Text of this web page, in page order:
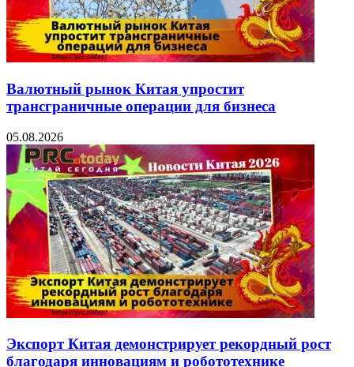
Валютный рынок Китая упростит
трансграничные операции для бизнеса
05.08.2026
Экспорт Китая демонстрирует рекордный рост
благодаря инновациям и робототехнике